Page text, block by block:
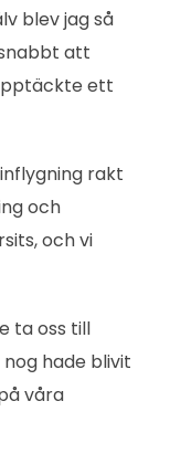
blev jag så
att
ett
rakt
och
och vi
ta oss till
hade blivit
våra